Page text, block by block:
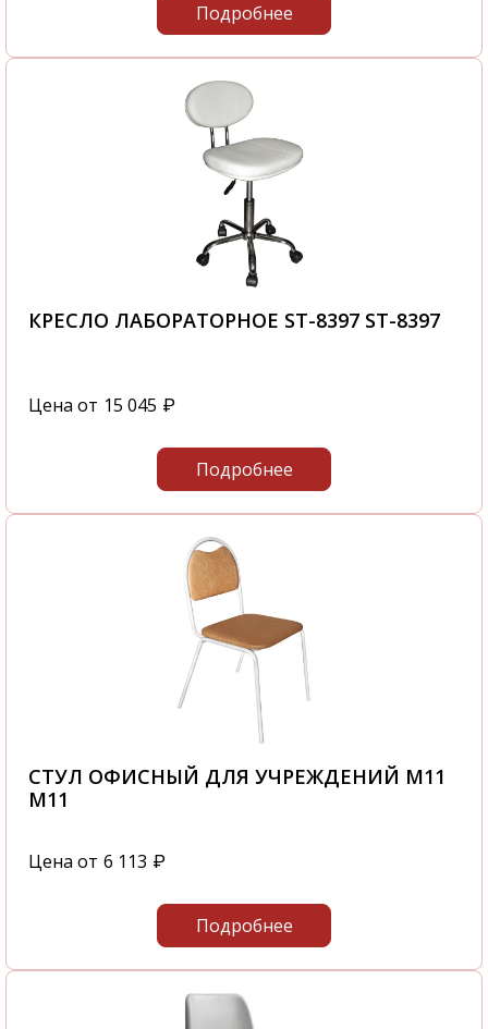
Подробнее
КРЕСЛО ЛАБОРАТОРНОЕ ST-8397 ST-8397
Цена от 15 045 ₽
Подробнее
СТУЛ ОФИСНЫЙ ДЛЯ УЧРЕЖДЕНИЙ М11
М11
Цена от 6 113 ₽
Подробнее